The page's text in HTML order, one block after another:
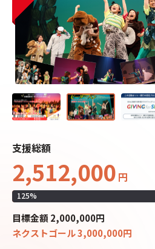
支援総額
2,512,000 円
125%
目標金額 2,000,000円
ネクストゴール3,000,000円